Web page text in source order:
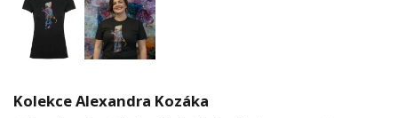
Kolekce Alexandra Kozáka